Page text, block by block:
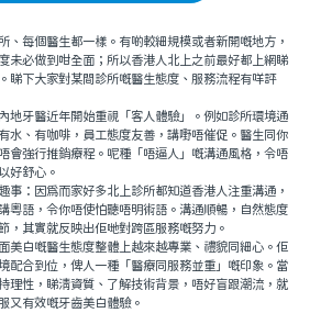
每個醫生都一樣。有啲較細規模或者新開嘅地方，
未必做到咁全面；所以香港人北上之前最好都上網睇
睇下大家對某間診所嘅醫生態度、服務流程有咩評
牙醫近年開始重視「客人體驗」。例如診所環境通
水、有咖啡，員工態度友善，講嘢唔催促。醫生同你
會強行推銷療程。呢種「唔逼人」嘅溝通風格，令唔
好舒心。
：因爲而家好多北上診所都知道香港人注重溝通，
粵語，令你唔使怕聽唔明術語。溝通順暢，自然態度
，其實就反映出佢哋對跨區服務嘅努力。
白嘅醫生態度整體上越來越專業、禮貌同細心。佢
配合到位，俾人一種「醫療同服務並重」嘅印象。當
理性，睇清資質、了解技術背景，唔好盲跟潮流，就
又有效嘅牙齒美白體驗。